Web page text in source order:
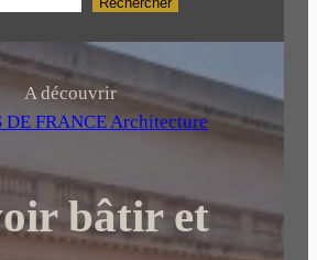
A découvrir
DE FRANCE Architecture
bâtir et